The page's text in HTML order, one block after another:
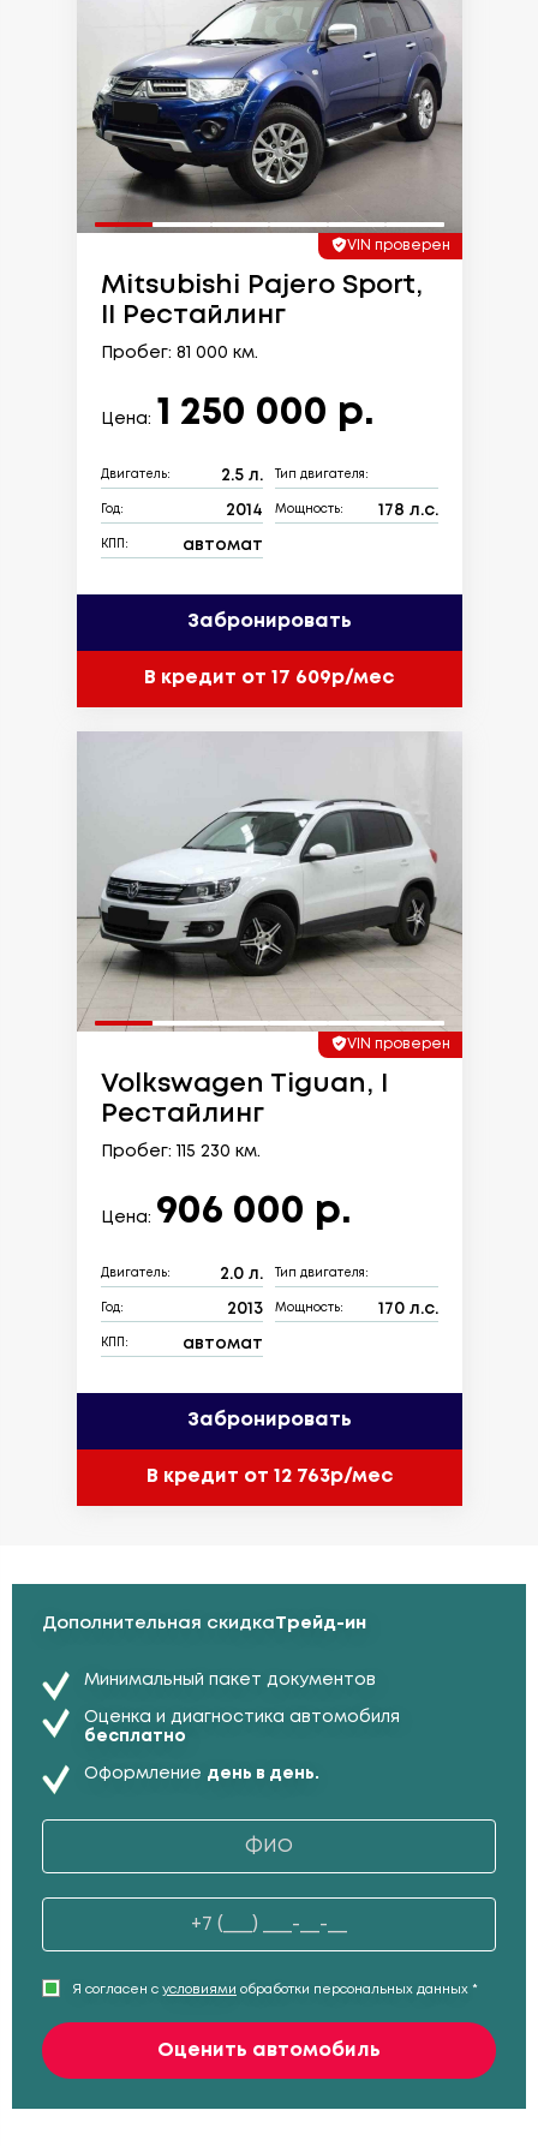
VIN проверен
Mitsubishi Pajero Sport,
II Рестайлинг
Пробег: 81 000 км.
Цена: 1 250 000 р.
Двигатель: 2.5 л. Тип двигателя:
Год: 2014 Мощность: 178 л.с.
КПП: автомат
Забронировать
В кредит от 17 609р/мес
VIN проверен
Volkswagen Tiguan, I
Рестайлинг
Пробег: 115 230 км.
Цена: 906 000 р.
Двигатель: 2.0 л. Тип двигателя:
Год: 2013 Мощность: 170 л.с.
КПП: автомат
Забронировать
В кредит от 12 763р/мес
Дополнительная скидкаТрейд-ин
Минимальный пакет документов
Оценка и диагностика автомобиля
бесплатно
Оформление день в день.
Я согласен с условиями обработки персональных данных *
Оценить автомобиль